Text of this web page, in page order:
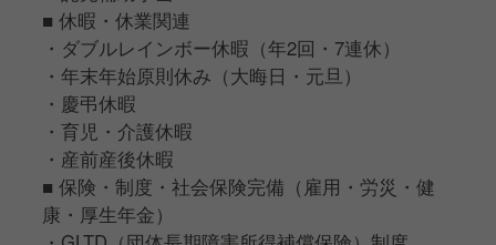
■ 休暇・休業関連
・ダブルレインボー休暇（年2回・7連休）
・年末年始原則休み（大晦日・元旦）
・慶弔休暇
・育児・介護休暇
・産前産後休暇
■ 保険・制度・社会保険完備（雇用・労災・健
康・厚生年金）